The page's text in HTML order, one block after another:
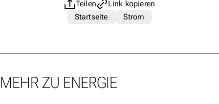
Teilen
Link kopieren
Startseite
Strom
MEHR ZU ENERGIE